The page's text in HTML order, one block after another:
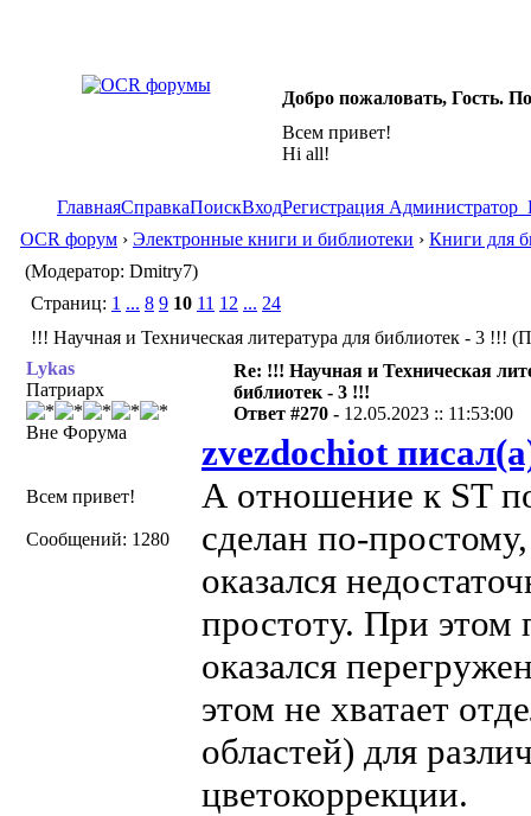
Добро пожаловать, Гость.
Всем привет!
Hi all!
ГлавнаяСправкаПоискВходРегистрация Администратор
OCR форум › Электронные книги и библиотеки › Книги для
(Модератор: Dmitry7)
Страниц: 1 ... 8 9 10 11 12 ... 24
!!! Научная и Техническая литература для библиотек - 3 !!!
Lykas
Патриарх
Вне Форума
Всем привет!
Сообщений: 1280
Re: !!! Научная и Техническая
библиотек - 3 !!!
Ответ #270 - 12.05.2023 :: 11:53:00
zvezdochiot
А отношение к ST
сделан по-
оказался
простоту. При этом
оказался
этом не хватает
областей) для
цветокоррекции.